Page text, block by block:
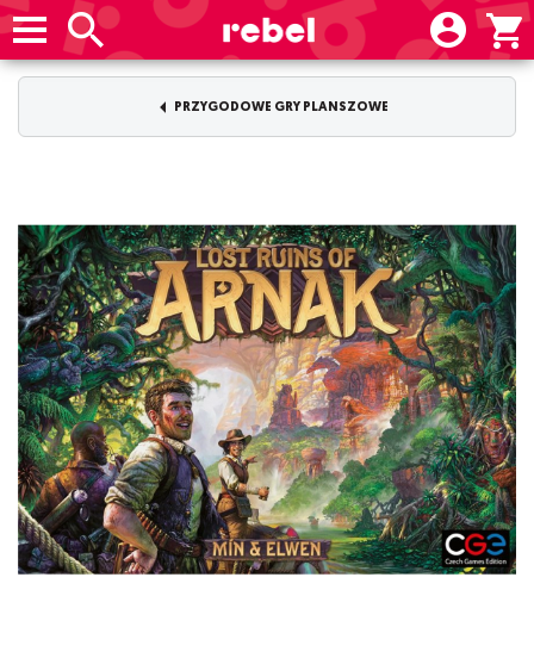
PRZYGODOWE GRY PLANSZOWE